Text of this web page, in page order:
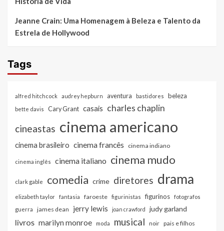
Jeanne Crain: Uma Homenagem à Beleza e Talento da
Estrela de Hollywood
Tags
alfred hitchcock audrey hepburn aventura bastidores beleza
bette davis Cary Grant casais charles chaplin
cineastas cinema americano
cinema brasileiro cinema francês cinema indiano
cinema inglês cinema italiano cinema mudo
clark gable comedia crime diretores drama
elizabeth taylor fantasia faroeste figurinistas figurinos
fotografos
guerra
james dean jerry lewis joan crawford judy garland
livros marilyn monroe moda musical noir pais e filhos